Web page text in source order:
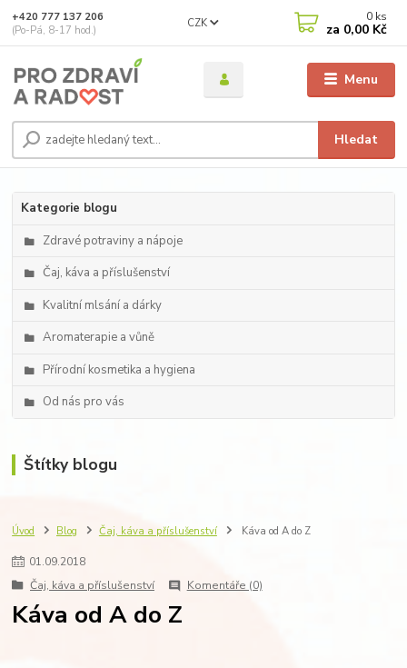
Menu
CZK
Hledat
+420 777 137 206
(Po-Pá, 8-17 hod.)
0 ks
za 0,00 Kč
Kategorie blogu
Zdravé potraviny a nápoje
Čaj, káva a příslušenství
Kvalitní mlsání a dárky
Aromaterapie a vůně
Přírodní kosmetika a hygiena
Od nás pro vás
Štítky blogu
Úvod Blog Čaj, káva a příslušenství Káva od A do Z
01.09.2018
Čaj, káva a příslušenství
Komentáře (0)
Káva od A do Z